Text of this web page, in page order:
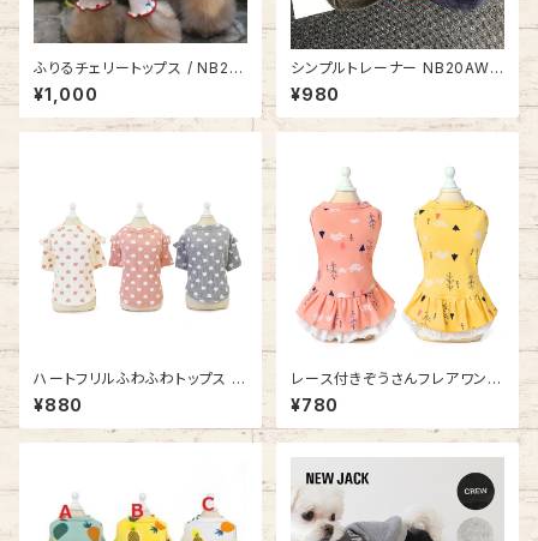
ふりるチェリートップス / NB21S
S8417851
¥1,000
シンプルトレーナー NB20AW1
4202753
¥980
ハートフリルふわふわトップス /
NB21SS13969742
¥880
レース付きぞうさんフレアワンピ
ース NB20AW13531002
¥780